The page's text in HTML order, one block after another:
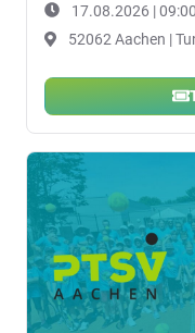
17.08.2026 |
52062 Aachen |